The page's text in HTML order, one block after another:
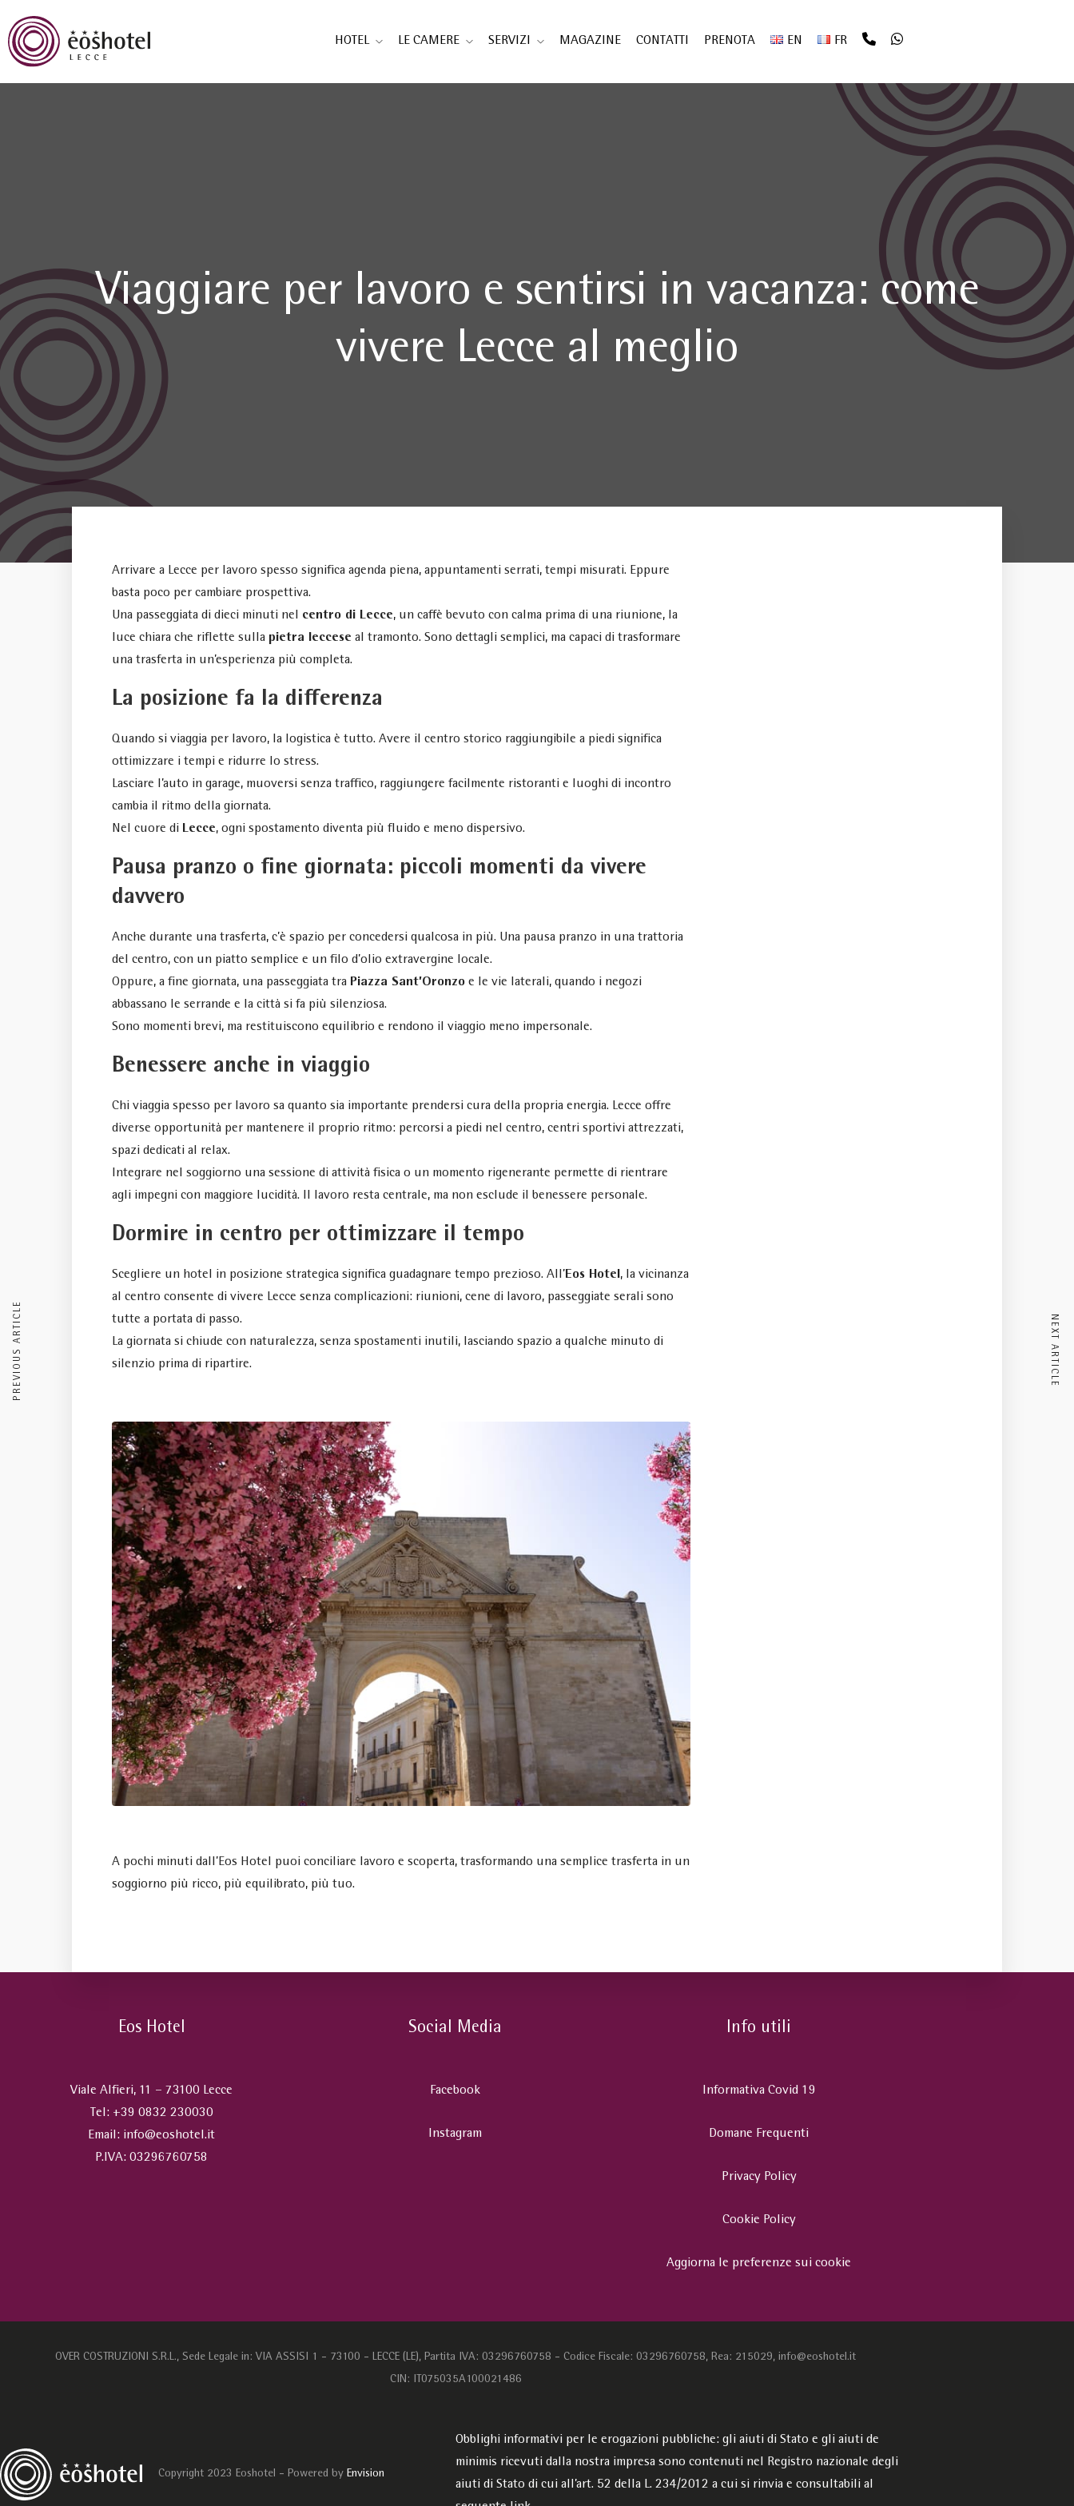
HOTEL LE CAMERE SERVIZI MAGAZINE CONTATTI PRENOTA EN FR
Viaggiare per lavoro e sentirsi in vacanza: come
vivere Lecce al meglio
Arrivare a Lecce per lavoro spesso significa agenda piena, appuntamenti serrati, tempi misurati. Eppure
basta poco per cambiare prospettiva.
Una passeggiata di dieci minuti nel centro di Lecce, un caffè bevuto con calma prima di una riunione, la
luce chiara che riflette sulla pietra leccese al tramonto. Sono dettagli semplici, ma capaci di trasformare
una trasferta in un’esperienza più completa.
La posizione fa la differenza
Quando si viaggia per lavoro, la logistica è tutto. Avere il centro storico raggiungibile a piedi significa
ottimizzare i tempi e ridurre lo stress.
Lasciare l’auto in garage, muoversi senza traffico, raggiungere facilmente ristoranti e luoghi di incontro
cambia il ritmo della giornata.
Nel cuore di Lecce, ogni spostamento diventa più fluido e meno dispersivo.
Pausa pranzo o fine giornata: piccoli momenti da vivere
davvero
Anche durante una trasferta, c’è spazio per concedersi qualcosa in più. Una pausa pranzo in una trattoria
del centro, con un piatto semplice e un filo d’olio extravergine locale.
Oppure, a fine giornata, una passeggiata tra Piazza Sant’Oronzo e le vie laterali, quando i negozi
abbassano le serrande e la città si fa più silenziosa.
Sono momenti brevi, ma restituiscono equilibrio e rendono il viaggio meno impersonale.
Benessere anche in viaggio
Chi viaggia spesso per lavoro sa quanto sia importante prendersi cura della propria energia. Lecce offre
diverse opportunità per mantenere il proprio ritmo: percorsi a piedi nel centro, centri sportivi attrezzati,
spazi dedicati al relax.
Integrare nel soggiorno una sessione di attività fisica o un momento rigenerante permette di rientrare
agli impegni con maggiore lucidità. Il lavoro resta centrale, ma non esclude il benessere personale.
Dormire in centro per ottimizzare il tempo
Scegliere un hotel in posizione strategica significa guadagnare tempo prezioso. All’Eos Hotel, la vicinanza
al centro consente di vivere Lecce senza complicazioni: riunioni, cene di lavoro, passeggiate serali sono
tutte a portata di passo.
La giornata si chiude con naturalezza, senza spostamenti inutili, lasciando spazio a qualche minuto di
silenzio prima di ripartire.
A pochi minuti dall’Eos Hotel puoi conciliare lavoro e scoperta, trasformando una semplice trasferta in un
soggiorno più ricco, più equilibrato, più tuo.
PREVIOUS ARTICLE NEXT ARTICLE
Eos Hotel
Viale Alfieri, 11 – 73100 Lecce
Tel: +39 0832 230030
Email: info@eoshotel.it
P.IVA: 03296760758
Social Media
Facebook
Instagram
Info utili
Informativa Covid 19
Domane Frequenti
Privacy Policy
Cookie Policy
Aggiorna le preferenze sui cookie
OVER COSTRUZIONI S.R.L., Sede Legale in: VIA ASSISI 1 - 73100 - LECCE (LE), Partita IVA: 03296760758 - Codice Fiscale: 03296760758, Rea: 215029, info@eoshotel.it
CIN: IT075035A100021486
Copyright 2023 Eoshotel - Powered by Envision
Obblighi informativi per le erogazioni pubbliche: gli aiuti di Stato e gli aiuti de
minimis ricevuti dalla nostra impresa sono contenuti nel Registro nazionale degli
aiuti di Stato di cui all’art. 52 della L. 234/2012 a cui si rinvia e consultabili al